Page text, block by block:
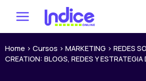
contenido
Home > Cursos > MARKETING > REDES
CREATION: BLOGS, REDES Y ESTRATEGIA